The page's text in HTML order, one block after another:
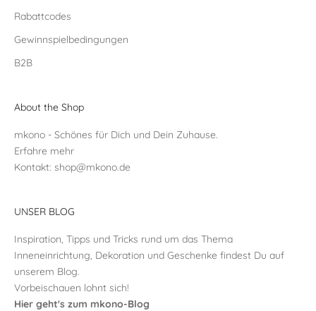
Rabattcodes
Gewinnspielbedingungen
B2B
About the Shop
mkono - Schönes für Dich und Dein Zuhause.
Erfahre mehr
Kontakt: shop@mkono.de
UNSER BLOG
Inspiration, Tipps und Tricks rund um das Thema
Inneneinrichtung, Dekoration und Geschenke findest Du auf
unserem Blog.
Vorbeischauen lohnt sich!
Hier geht's zum mkono-Blog